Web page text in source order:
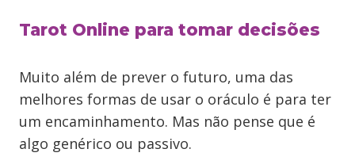
Tarot Online para tomar decisões
Muito além de prever o futuro, uma das
melhores formas de usar o oráculo é para ter
um encaminhamento. Mas não pense que é
algo genérico ou passivo.